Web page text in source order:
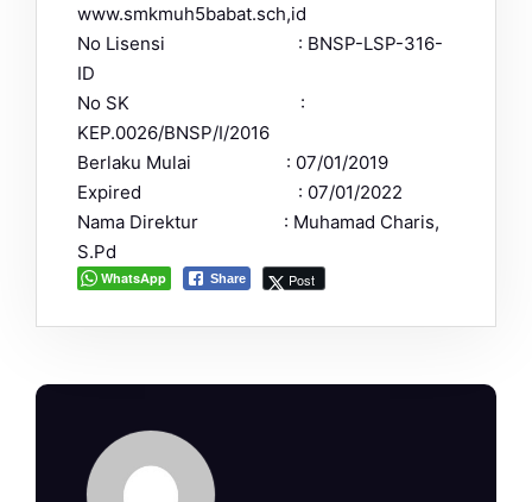
www.smkmuh5babat.sch,id
No Lisensi : BNSP-LSP-316-
ID
No SK :
KEP.0026/BNSP/I/2016
Berlaku Mulai : 07/01/2019
Expired : 07/01/2022
Nama Direktur : Muhamad Charis,
S.Pd
WhatsApp Share Post